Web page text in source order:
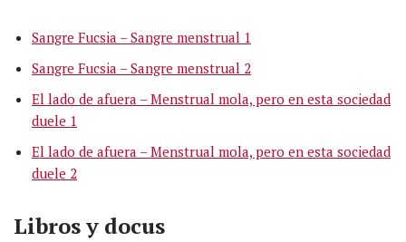
Sangre Fucsia – Sangre menstrual 1
Sangre Fucsia – Sangre menstrual 2
El lado de afuera – Menstrual mola, pero en esta sociedad
duele 1
El lado de afuera – Menstrual mola, pero en esta sociedad
duele 2
Libros y docus